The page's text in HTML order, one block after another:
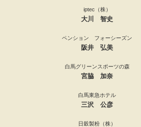
iptec（株）
大川 智史
ペンション フォーシーズン
阪井 弘美
白馬グリーンスポーツの森
宮脇 加奈
白馬東急ホテル
三沢 公彦
日穀製粉（株）